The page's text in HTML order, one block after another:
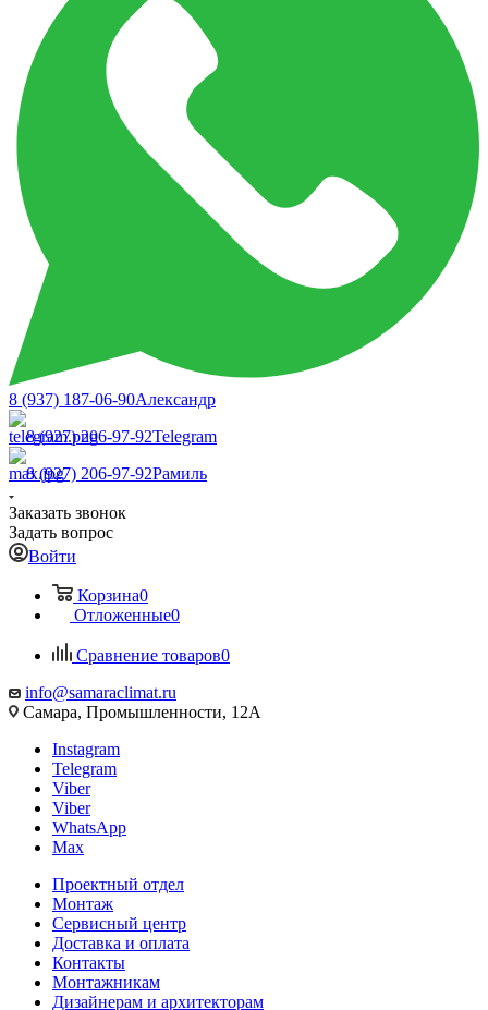
8 (937) 187-06-90Александр
8 (927) 206-97-92Telegram
8 (927) 206-97-92Рамиль
Заказать звонок
Задать вопрос
Войти
Корзина0
Отложенные0
Сравнение товаров0
info@samaraclimat.ru
Самара, Промышленности, 12А
Instagram
Telegram
Viber
Viber
WhatsApp
Max
Проектный отдел
Монтаж
Сервисный центр
Доставка и оплата
Контакты
Монтажникам
Дизайнерам и архитекторам